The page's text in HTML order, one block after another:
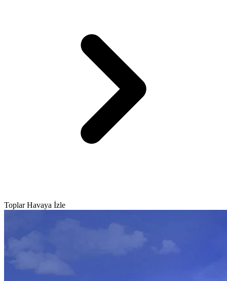
Toplar Havaya İzle